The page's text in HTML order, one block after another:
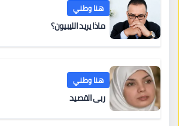
هنا وطني
ماذا يريد الليبيون؟
هنا وطني
ربى القصيد